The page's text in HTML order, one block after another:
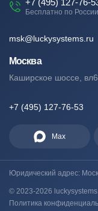
+7 (495) 127-76-
Бесплатно по России
msk@luckysystems.ru
Москва
Каширское шоссе,
+7 (495) 127-76-53
Max
Юридический адрес:
© 2023-2026
Политика